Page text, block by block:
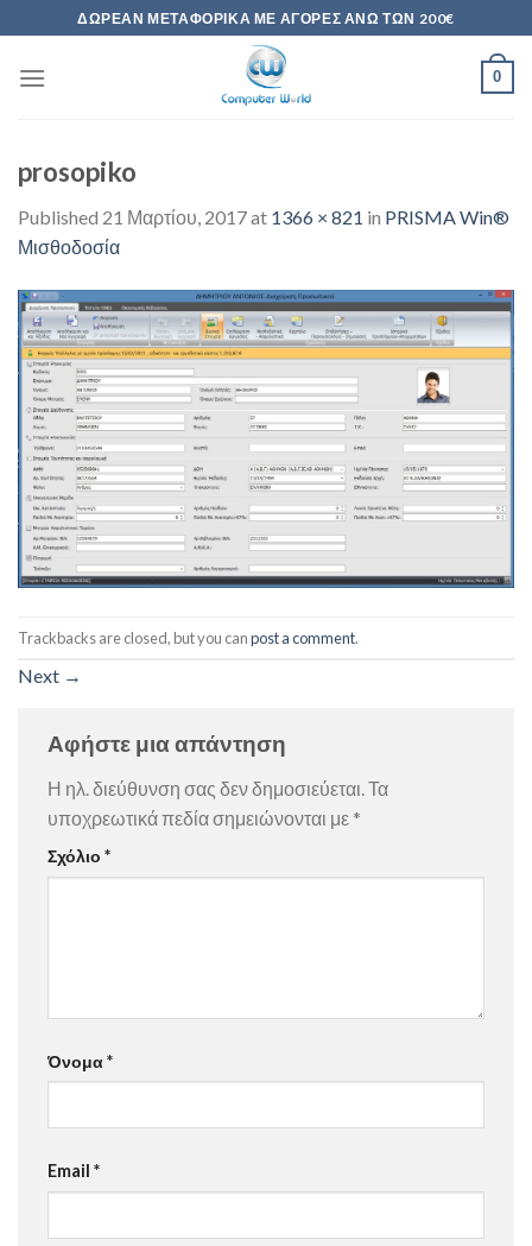
to
content
ΔΩΡΕΆΝ ΜΕΤΑΦΟΡΙΚΆ ΜΕ ΑΓΟΡΈΣ ΆΝΩ ΤΩΝ 200€
0
prosopiko
Published 21 Μαρτίου, 2017at 1366 × 821 in PRISMA Win®
Μισθοδοσία
Trackbacks are closed, but you canpost a comment.
Next →
Αφήστε μια απάντηση
Η ηλ. διεύθυνση σας δεν δημοσιεύεται.Τα
υποχρεωτικά πεδία σημειώνονται με *
Σχόλιο *
Όνομα*
Email *